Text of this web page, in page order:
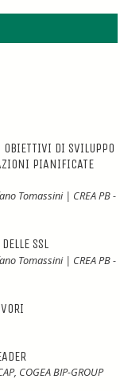
DI SVILUPPO
PIANIFICATE
Tomassini | CREA PB -
SSL
Tomassini | CREA PB -
COGEA BIP-GROUP